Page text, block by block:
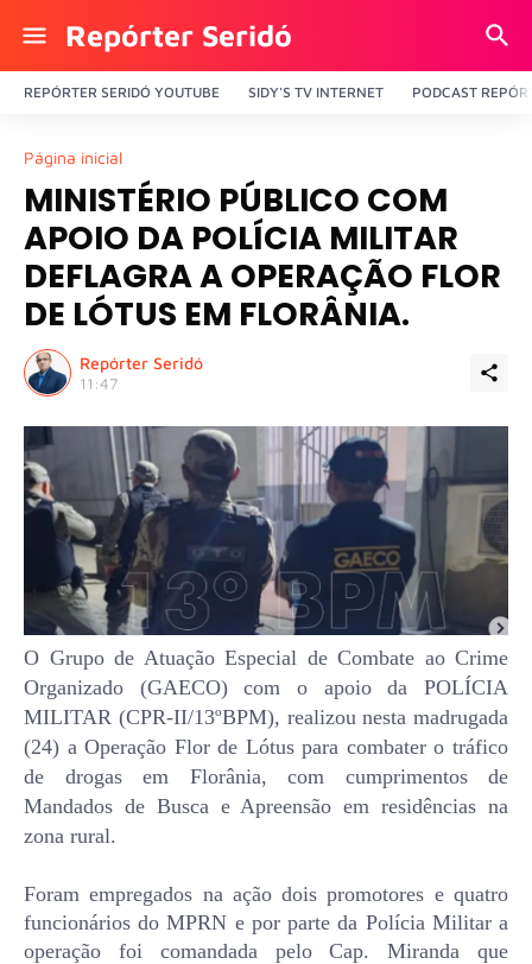
Repórter Seridó
REPÓRTER SERIDÓ YOUTUBE SIDY'S TV INTERNET PODCAST
Página inicial
MINISTÉRIO PÚBLICO COM
APOIO DA POLÍCIA MILITAR
DEFLAGRA A OPERAÇÃO FLOR
DE LÓTUS EM FLORÂNIA.
Repórter Seridó
11:47
O Grupo de Atuação Especial de Combate ao Crime
Organizado (GAECO) com o apoio da POLÍCIA
MILITAR (CPR-II/13ºBPM), realizou nesta madrugada
(24) a Operação Flor de Lótus para combater o tráfico
de drogas em Florânia, com cumprimentos de
Mandados de Busca e Apreensão em residências na
zona rural.
Foram empregados na ação dois promotores e quatro
funcionários do MPRN e por parte da Polícia Militar a
operação foi comandada pelo Cap. Miranda que